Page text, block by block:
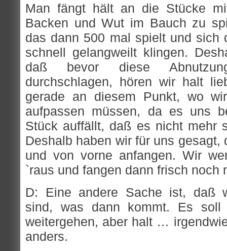
Man fängt hält an die Stücke
Backen und Wut im Bauch zu
das dann 500 mal spielt und sich
schnell gelangweilt klingen.
daß bevor diese
durchschlagen, hören wir halt
gerade an diesem Punkt, wo
aufpassen müssen, da es uns
Stück auffällt, daß es nicht mehr
Deshalb haben wir für uns gesagt,
und von vorne anfangen. Wir
`raus und fangen dann frisch noch
D: Eine andere Sache ist, daß
sind, was dann kommt. Es
weitergehen, aber halt …
anders.